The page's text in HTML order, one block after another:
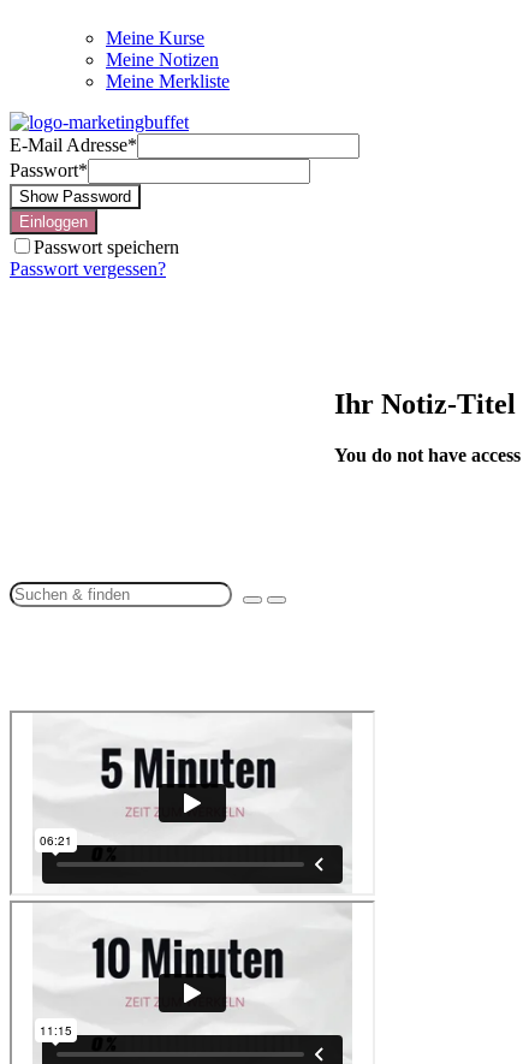
Meine Kurse
Meine Notizen
Meine Merkliste
E-Mail Adresse*
Passwort*
Show Password
Einloggen
Passwort speichern
Passwort vergessen?
Ihr Notiz-Titel
You do not have